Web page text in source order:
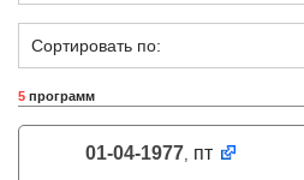
Сортировать по:
5 программ
01-04-1977, пт